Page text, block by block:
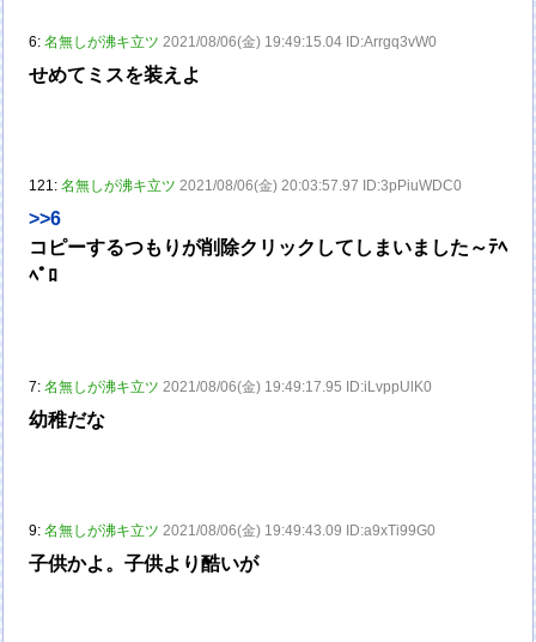
6:名無しが沸キ立ツ 2021/08/06(金) 19:49:15.04 ID:Arrgq3vW0
せめてミスを装えよ
121:名無しが沸キ立ツ 2021/08/06(金) 20:03:57.97 ID:3pPiuWDC0
>>6
コピーするつもりが削除クリックしてしまいました～ﾃﾍ
ﾍﾟﾛ
7:名無しが沸キ立ツ 2021/08/06(金) 19:49:17.95 ID:iLvppUlK0
幼稚だな
9:名無しが沸キ立ツ 2021/08/06(金) 19:49:43.09 ID:a9xTi99G0
子供かよ。子供より酷いが